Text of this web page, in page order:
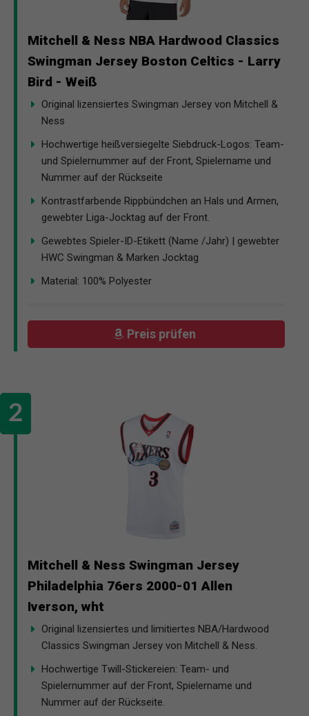
Mitchell & Ness NBA Hardwood Classics
Swingman Jersey Boston Celtics - Larry
Bird - Weiß
Original lizensiertes Swingman Jersey von Mitchell &
Ness
Hochwertige heißversiegelte Siebdruck-Logos: Team-
und Spielernummer auf der Front, Spielername und
Nummer auf der Rückseite
Kontrastfarbende Rippbündchen an Hals und Armen,
gewebter Liga-Jocktag auf der Front.
Gewebtes Spieler-ID-Etikett (Name /Jahr) | gewebter
HWC Swingman & Marken Jocktag
Material: 100% Polyester
Preis prüfen
Mitchell & Ness Swingman Jersey
Philadelphia 76ers 2000-01 Allen
Iverson, wht
Original lizensiertes und limitiertes NBA/Hardwood
Classics Swingman Jersey von Mitchell & Ness.
Hochwertige Twill-Stickereien: Team- und
Spielernummer auf der Front, Spielername und
Nummer auf der Rückseite.